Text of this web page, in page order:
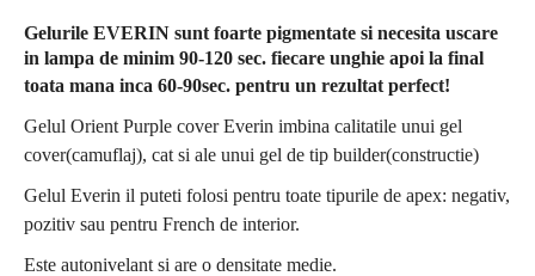
Gelurile EVERIN sunt foarte pigmentate si necesita uscare
in lampa de minim 90-120 sec. fiecare unghie apoi la final
toata mana inca 60-90sec. pentru un rezultat perfect!
Gelul Orient Purple cover Everin imbina calitatile unui gel
cover(camuflaj), cat si ale unui gel de tip builder(constructie)
Gelul Everin il puteti folosi pentru toate tipurile de apex: negativ,
pozitiv sau pentru French de interior.
Este autonivelant si are o densitate medie.